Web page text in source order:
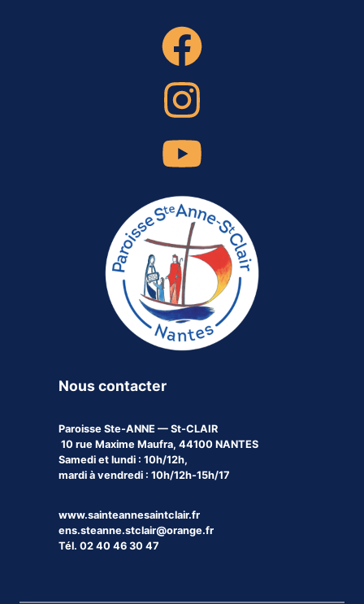
Nous contacter
Paroisse Ste-ANNE — St-CLAIR
10 rue Maxime Maufra, 44100 NANTES
Samedi et lundi : 10h/12h,
mardi à vendredi : 10h/12h-15h/17
www.sainteannesaintclair.fr
ens.steanne.stclair@orange.fr
Tél. 02 40 46 30 47